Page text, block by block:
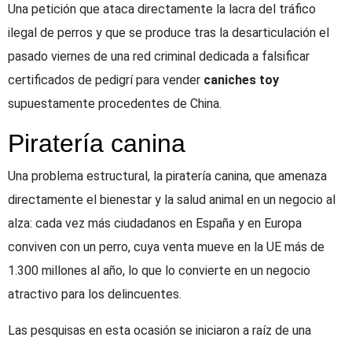
Una petición que ataca directamente la lacra del tráfico
ilegal de perros y que se produce tras la desarticulación el
pasado viernes de una red criminal dedicada a falsificar
certificados de pedigrí para vender caniches toy
supuestamente procedentes de China.
Piratería canina
Una problema estructural, la piratería canina, que amenaza
directamente el bienestar y la salud animal en un negocio al
alza: cada vez más ciudadanos en España y en Europa
conviven con un perro, cuya venta mueve en la UE más de
1.300 millones al año, lo que lo convierte en un negocio
atractivo para los delincuentes.
Las pesquisas en esta ocasión se iniciaron a raíz de una